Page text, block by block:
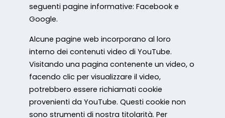
seguenti pagine informative: Facebook e
Google.
Alcune pagine web incorporano al loro
interno dei contenuti video di YouTube.
Visitando una pagina contenente un video, o
facendo clic per visualizzare il video,
potrebbero essere richiamati cookie
provenienti da YouTube. Questi cookie non
sono strumenti di nostra titolarità. Per